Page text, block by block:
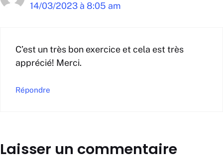
14/03/2023 à 8:05 am
C’est un très bon exercice et cela est très
apprécié! Merci.
Répondre
Laisser un commentaire